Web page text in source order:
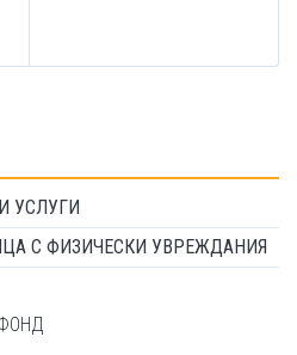
УСЛУГИ
С ФИЗИЧЕСКИ УВРЕЖДАНИЯ